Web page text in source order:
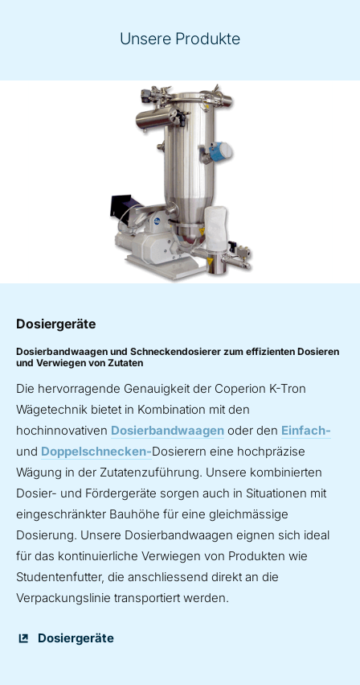
Unsere Produkte
Dosiergeräte
Dosierbandwaagen und Schneckendosierer zum effizienten Dosieren
und Verwiegen von Zutaten
Die hervorragende Genauigkeit der Coperion K-Tron
Wägetechnik bietet in Kombination mit den
hochinnovativen Dosierbandwaagen oder den Einfach-
und Doppelschnecken-Dosierern eine hochpräzise
Wägung in der Zutatenzuführung. Unsere kombinierten
Dosier- und Fördergeräte sorgen auch in Situationen mit
eingeschränkter Bauhöhe für eine gleichmässige
Dosierung. Unsere Dosierbandwaagen eignen sich ideal
für das kontinuierliche Verwiegen von Produkten wie
Studentenfutter, die anschliessend direkt an die
Verpackungslinie transportiert werden.
Dosiergeräte